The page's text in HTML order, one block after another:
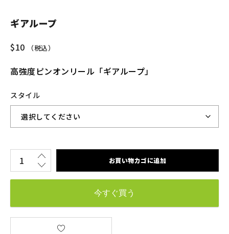
ギアループ
$10 （税込）
高強度ピンオンリール「ギアループ」
スタイル
お買い物カゴに追加
今すぐ買う